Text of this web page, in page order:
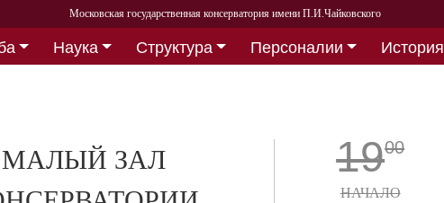
Московская государственная консерватория имени П.И.Чайковского
Наука Структура Персоналии
История
МАЛЫЙ ЗАЛ
1900
НАЧАЛО